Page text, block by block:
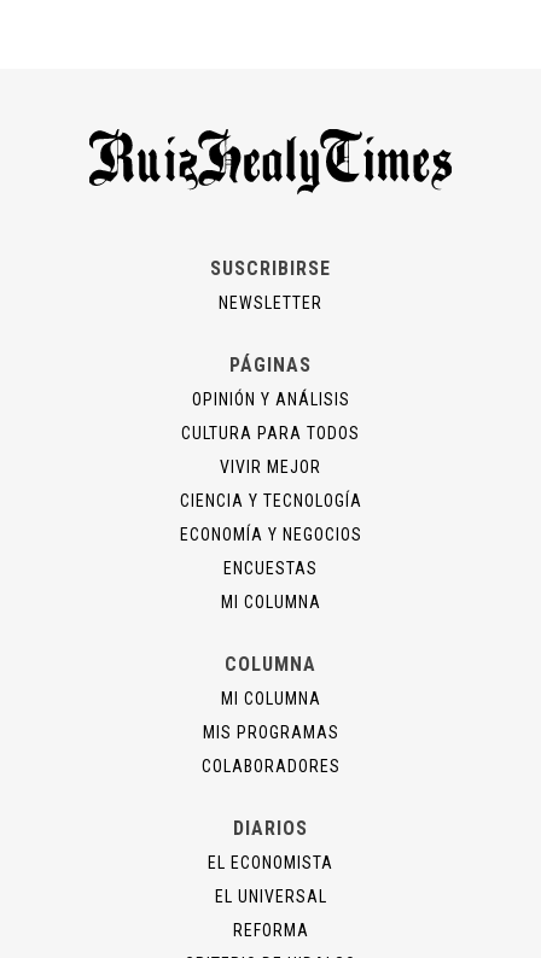
SUSCRIBIRSE
NEWSLETTER
PÁGINAS
OPINIÓN Y ANÁLISIS
CULTURA PARA TODOS
VIVIR MEJOR
CIENCIA Y TECNOLOGÍA
ECONOMÍA Y NEGOCIOS
ENCUESTAS
MI COLUMNA
COLUMNA
MI COLUMNA
MIS PROGRAMAS
COLABORADORES
DIARIOS
EL ECONOMISTA
EL UNIVERSAL
REFORMA